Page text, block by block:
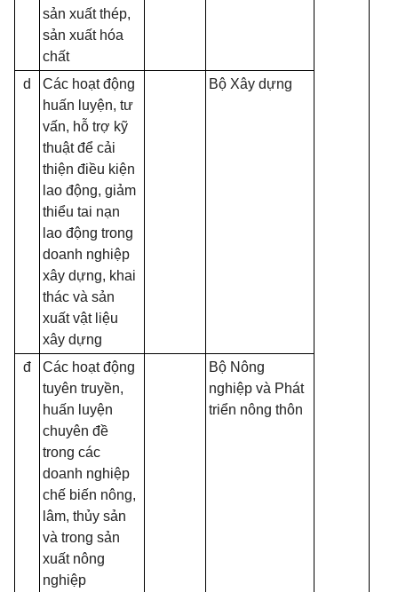
sản xuất thép,
sản xuất hóa
chất
d
Các hoạt động
huấn luyện, tư
vấn, hỗ trợ kỹ
thuật để cải
thiện điều kiện
lao động, giảm
thiểu tai nạn
lao động trong
doanh nghiệp
xây dựng, khai
thác và sản
xuất vật liệu
xây dựng
Bộ Xây dựng
đ
Các hoạt động
tuyên truyền,
huấn luyện
chuyên đề
trong các
doanh nghiệp
chế biến nông,
lâm, thủy sản
và trong sản
xuất nông
nghiệp
Bộ Nông
nghiệp và Phát
triển nông thôn